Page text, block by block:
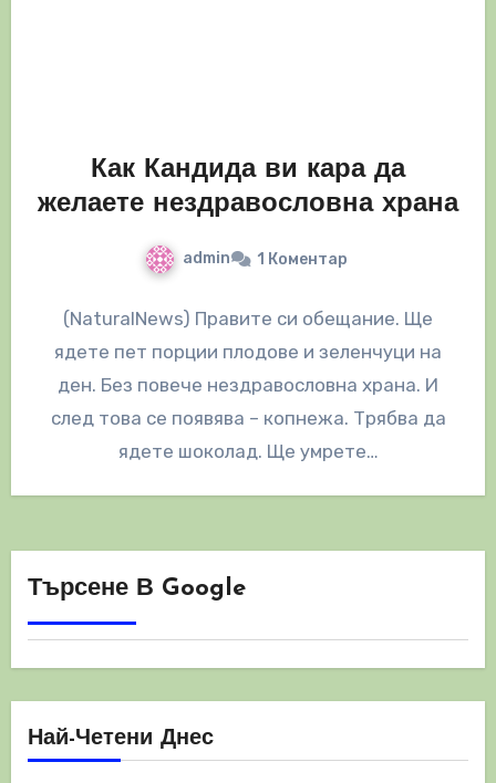
Как Кандида ви кара да
желаете нездравословна храна
admin 1 Коментар
(NaturalNews) Правите си обещание. Ще
ядете пет порции плодове и зеленчуци на
ден. Без повече нездравословна храна. И
след това се появява – копнежа. Трябва да
ядете шоколад. Ще умрете…
Търсене В Google
Най-Четени Днес